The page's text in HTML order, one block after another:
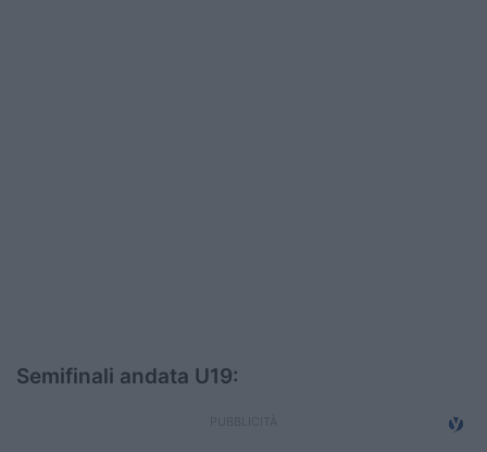
Semifinali andata U19: